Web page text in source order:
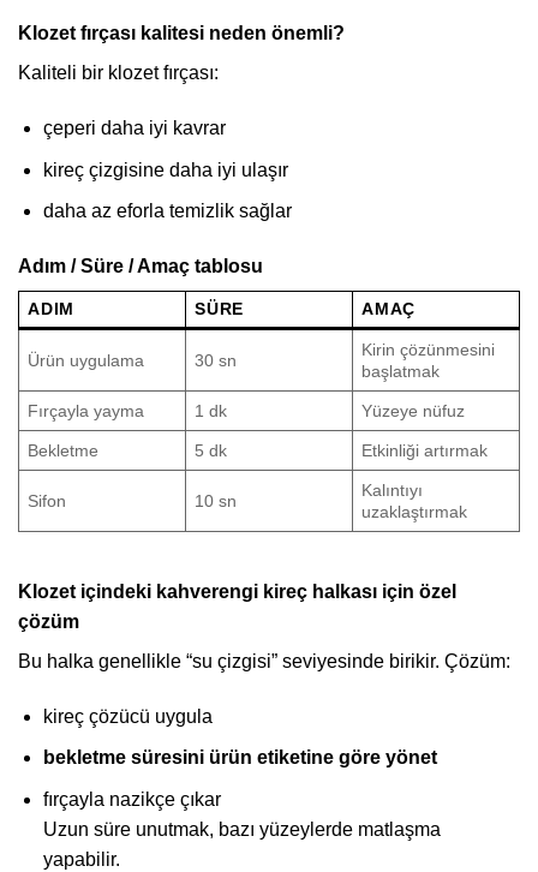
Klozet fırçası kalitesi neden önemli?
Kaliteli bir klozet fırçası:
çeperi daha iyi kavrar
kireç çizgisine daha iyi ulaşır
daha az eforla temizlik sağlar
Adım / Süre / Amaç tablosu
ADIM SÜRE AMAÇ
Ürün uygulama 30 sn
Kirin çözünmesini
başlatmak
Fırçayla yayma 1 dk Yüzeye nüfuz
Bekletme 5 dk Etkinliği artırmak
Sifon 10 sn
Kalıntıyı
uzaklaştırmak
Klozet içindeki kahverengi kireç halkası için özel
çözüm
Bu halka genellikle “su çizgisi” seviyesinde birikir. Çözüm:
kireç çözücü uygula
bekletme süresini ürün etiketine göre yönet
fırçayla nazikçe çıkar
Uzun süre unutmak, bazı yüzeylerde matlaşma
yapabilir.